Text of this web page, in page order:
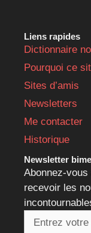
Liens rapides
Dictionnaire
Pourquoi ce
Sites d’amis
Newsletters
Me contacter
Historique
Newsletter
Abonnez-
recevoir les